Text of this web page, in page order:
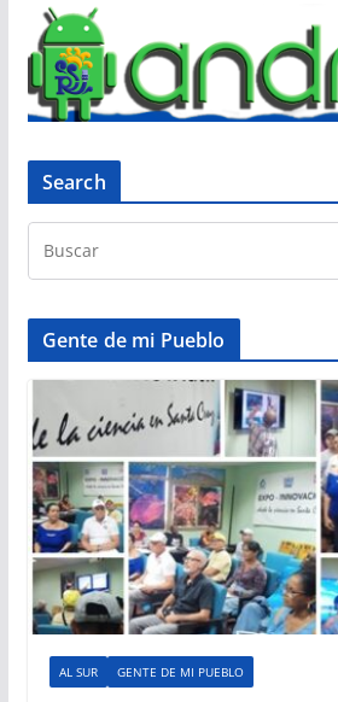
Search
Gente de mi Pueblo
AL SUR GENTE DE MI PUEBLO